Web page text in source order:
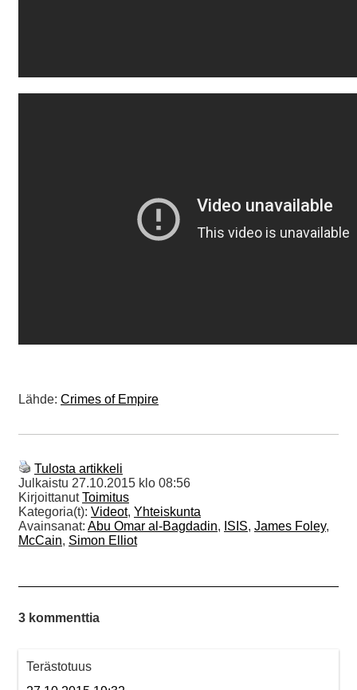
Lähde: Crimes of Empire
Tulosta artikkeli
Julkaistu 27.10.2015 klo 08:56
KirjoittanutToimitus
Kategoria(t): Videot, Yhteiskunta
Avainsanat: Abu Omar al-Bagdadin, ISIS, James Foley,
McCain, Simon Elliot
3 kommenttia
Terästotuus